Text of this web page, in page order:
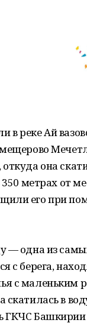
реке Ай
она
350 метрах от
его при
— одна из
с берега,
с маленьким
в
ГКЧС